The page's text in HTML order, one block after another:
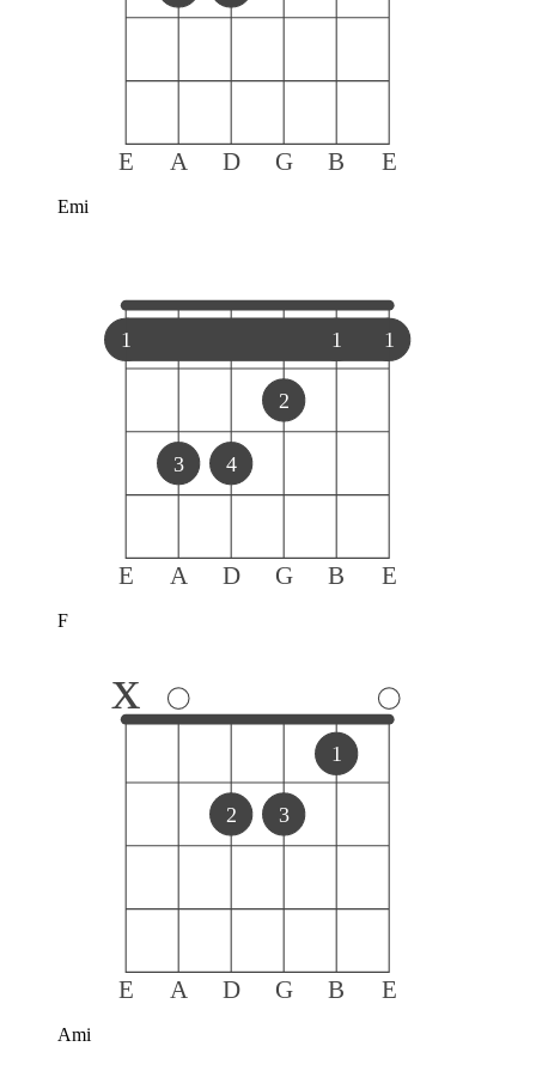
E A D G B E
Emi
E A D G B E
1 1 1
3 4
2
F
E A D G B E
x
2 3
1
Ami